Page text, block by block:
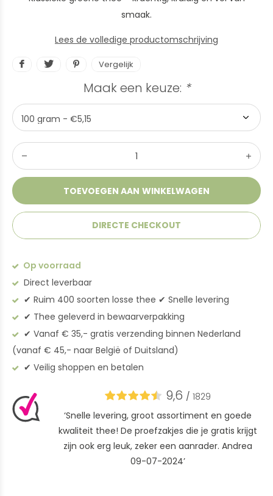
smaak.
Lees de volledige productomschrijving
Vergelijk
Maak een keuze: *
TOEVOEGEN AAN WINKELWAGEN
DIRECTE CHECKOUT
Op voorraad
Direct leverbaar
✔︎ Ruim 400 soorten losse thee ✔︎ Snelle levering
✔︎ Thee geleverd in bewaarverpakking
✔︎ Vanaf € 35,- gratis verzending binnen Nederland
(vanaf € 45,- naar België of Duitsland)
✔︎ Veilig shoppen en betalen
9,6 / 1829
‘Snelle levering, groot assortiment en goede
kwaliteit thee! De proefzakjes die je gratis krijgt
zijn ook erg leuk, zeker een aanrader. Andrea
09-07-2024’